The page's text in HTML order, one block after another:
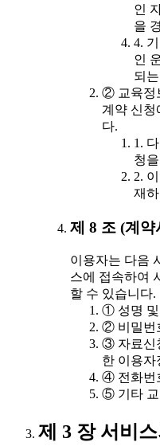
인
을
4.
인
되
② 교육정
계약 신청
다.
1.
청
2.
재
제 8 조 (계
이용자는 다음
스에 접속하여
할 수 있습니다.
① 성명 및
② 비밀번
③ 자료신
한 이용자
④ 전화번
⑤ 기타 교
제 3 장 서비